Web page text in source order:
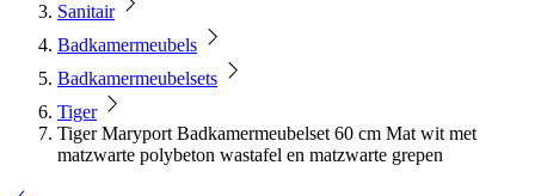
Sanitair
Badkamermeubels
Badkamermeubelsets
Tiger
Tiger Maryport Badkamermeubelset 60 cm Mat wit met
matzwarte polybeton wastafel en matzwarte grepen